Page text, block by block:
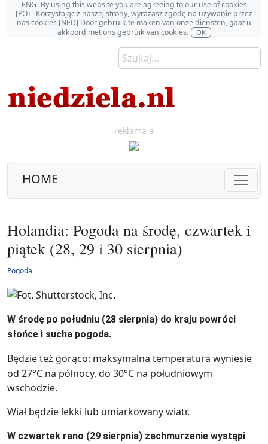
[ENG] By using this website you are agreeing to our use of cookies.
[POL] Korzystając z naszej strony, wyrażasz zgodę na używanie przez
nas cookies [NED] Door gebruik te maken van onze diensten, gaat u
akkoord met ons gebruik van cookies.
OK
reklama a
HOME
Holandia: Pogoda na środę, czwartek i
piątek (28, 29 i 30 sierpnia)
Pogoda
W środę po południu (28 sierpnia) do kraju powróci
słońce i sucha pogoda.
Będzie też gorąco: maksymalna temperatura wyniesie
od 27°C na północy, do 30°C na południowym
wschodzie.
Wiał będzie lekki lub umiarkowany wiatr.
W czwartek rano (29 sierpnia) zachmurzenie wystąpi